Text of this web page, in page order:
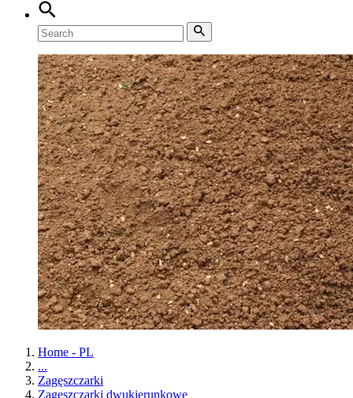
Home - PL
...
Zagęszczarki
Zagęszczarki dwukierunkowe